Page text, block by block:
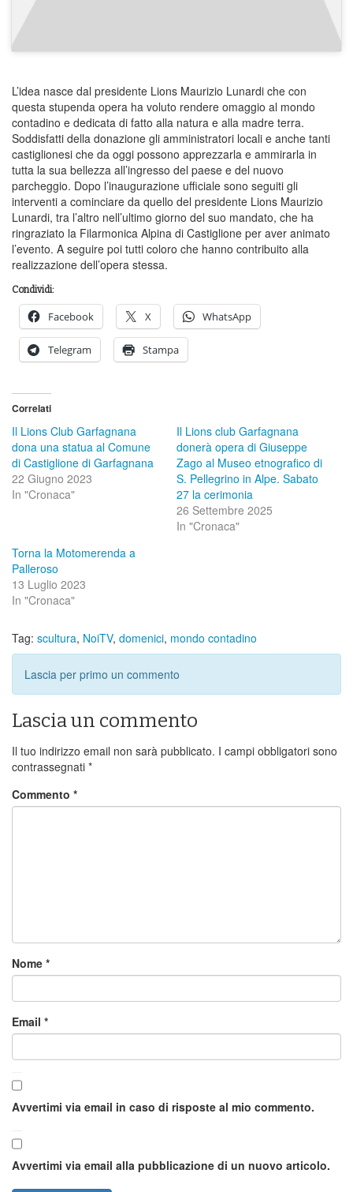
L’idea nasce dal presidente Lions Maurizio Lunardi che con
questa stupenda opera ha voluto rendere omaggio al mondo
contadino e dedicata di fatto alla natura e alla madre terra.
Soddisfatti della donazione gli amministratori locali e anche tanti
castiglionesi che da oggi possono apprezzarla e ammirarla in
tutta la sua bellezza all’ingresso del paese e del nuovo
parcheggio. Dopo l’inaugurazione ufficiale sono seguiti gli
interventi a cominciare da quello del presidente Lions Maurizio
Lunardi, tra l’altro nell’ultimo giorno del suo mandato, che ha
ringraziato la Filarmonica Alpina di Castiglione per aver animato
l’evento. A seguire poi tutti coloro che hanno contribuito alla
realizzazione dell’opera stessa.
Condividi:
Facebook X WhatsApp
Telegram Stampa
Correlati
Il Lions Club Garfagnana
dona una statua al Comune
di Castiglione di Garfagnana
22 Giugno 2023
In "Cronaca"
Il Lions club Garfagnana
donerà opera di Giuseppe
Zago al Museo etnografico di
S. Pellegrino in Alpe. Sabato
27 la cerimonia
26 Settembre 2025
In "Cronaca"
Torna la Motomerenda a
Palleroso
13 Luglio 2023
In "Cronaca"
Tag: scultura, NoiTV, domenici, mondo contadino
Lascia per primo un commento
Lascia un commento
Il tuo indirizzo email non sarà pubblicato. I campi obbligatori sono
contrassegnati *
Commento *
Nome *
Email *
Avvertimi via email in caso di risposte al mio commento.
Avvertimi via email alla pubblicazione di un nuovo articolo.